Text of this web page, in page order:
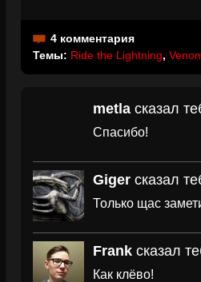
4 комментария
Темы: Ride the Lightning,
metla сказал
Спасибо!
Giger сказал
Только щас
Frank сказал
Как клёво!